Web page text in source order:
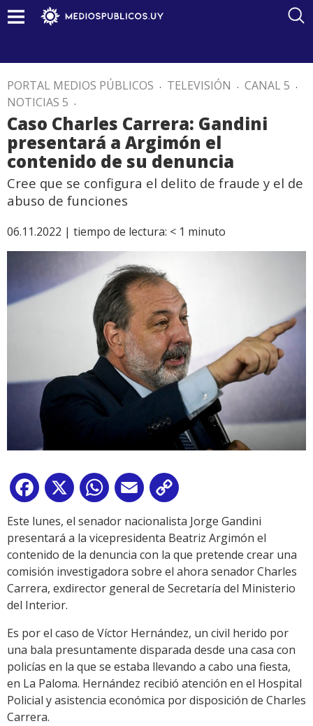
PORTAL MEDIOS PÚBLICOS . TELEVISIÓN . CANAL 5 .
NOTICIAS 5 .
Caso Charles Carrera: Gandini
presentará a Argimón el
contenido de su denuncia
Cree que se configura el delito de fraude y el de
abuso de funciones
06.11.2022 | tiempo de lectura: < 1 minuto
Facebook
X WhatsApp
Email
Link
Este lunes, el senador nacionalista Jorge Gandini
presentará a la vicepresidenta Beatriz Argimón el
contenido de la denuncia con la que pretende crear una
comisión investigadora sobre el ahora senador Charles
Carrera, exdirector general de Secretaría del Ministerio
del Interior.
Es por el caso de Víctor Hernández, un civil herido por
una bala presuntamente disparada desde una casa con
policías en la que se estaba llevando a cabo una fiesta,
en La Paloma. Hernández recibió atención en el Hospital
Policial y asistencia económica por disposición de Charles
Carrera.